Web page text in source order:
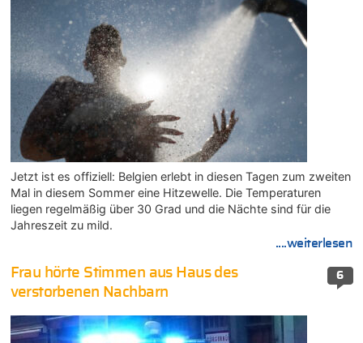
Jetzt ist es offiziell: Belgien erlebt in diesen Tagen zum zweiten
Mal in diesem Sommer eine Hitzewelle. Die Temperaturen
liegen regelmäßig über 30 Grad und die Nächte sind für die
Jahreszeit zu mild.
....weiterlesen
6
Frau hörte Stimmen aus Haus des
verstorbenen Nachbarn